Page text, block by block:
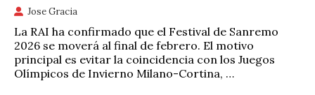
Jose Gracia
La RAI ha confirmado que el Festival de Sanremo
2026 se moverá al final de febrero. El motivo
principal es evitar la coincidencia con los Juegos
Olímpicos de Invierno Milano-Cortina, …